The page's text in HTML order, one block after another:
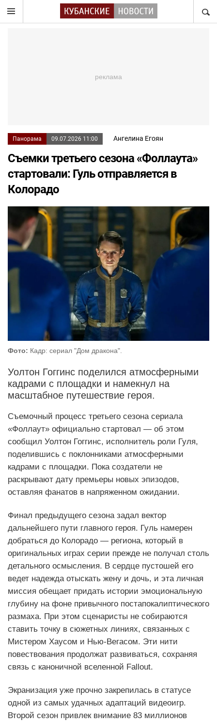
Панорама 09.07.2026 11:00 Ангелина Егоян
Съемки третьего сезона «Фоллаута»
стартовали: Гуль отправляется в
Колорадо
Фото: Кадр: сериал "Дом дракона".
Уолтон Гоггинс поделился атмосферными
кадрами с площадки и намекнул на
масштабное путешествие героя.
Съемочный процесс третьего сезона сериала
«Фоллаут» официально стартовал — об этом
сообщил Уолтон Гоггинс, исполнитель роли Гуля,
поделившись с поклонниками атмосферными
кадрами с площадки. Пока создатели не
раскрывают дату премьеры новых эпизодов,
оставляя фанатов в напряженном ожидании.
Финал предыдущего сезона задал вектор
дальнейшего пути главного героя. Гуль намерен
добраться до Колорадо — региона, который в
оригинальных играх серии прежде не получал столь
детального осмысления. В сердце пустошей его
ведет надежда отыскать жену и дочь, и эта личная
миссия обещает придать истории эмоциональную
глубину на фоне привычного постапокалиптического
размаха. При этом сценаристы не собираются
ставить точку в сюжетных линиях, связанных с
Мистером Хаусом и Нью‑Вегасом. Эти нити
повествования продолжат развиваться, сохраняя
связь с каноничной вселенной Fallout.
Экранизация уже прочно закрепилась в статусе
одной из самых удачных адаптаций видеоигр.
Второй сезон привлек внимание 83 миллионов